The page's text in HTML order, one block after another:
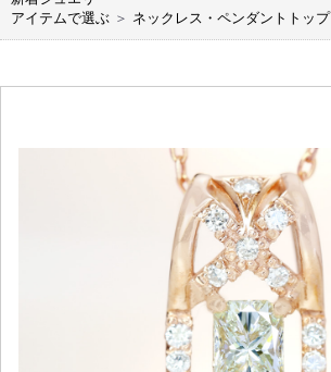
アイテムで選ぶ ＞ ネックレス・ペンダントトップ